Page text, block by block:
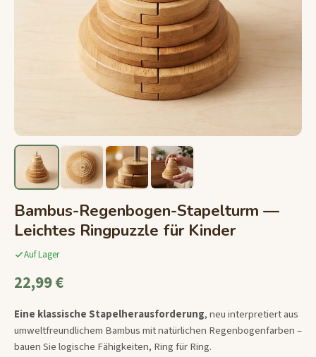
Bambus-Regenbogen-Stapelturm —
Leichtes Ringpuzzle für Kinder
Auf Lager
22,99 €
Eine klassische Stapelherausforderung, neu interpretiert aus
umweltfreundlichem Bambus mit natürlichen Regenbogenfarben –
bauen Sie logische Fähigkeiten, Ring für Ring.